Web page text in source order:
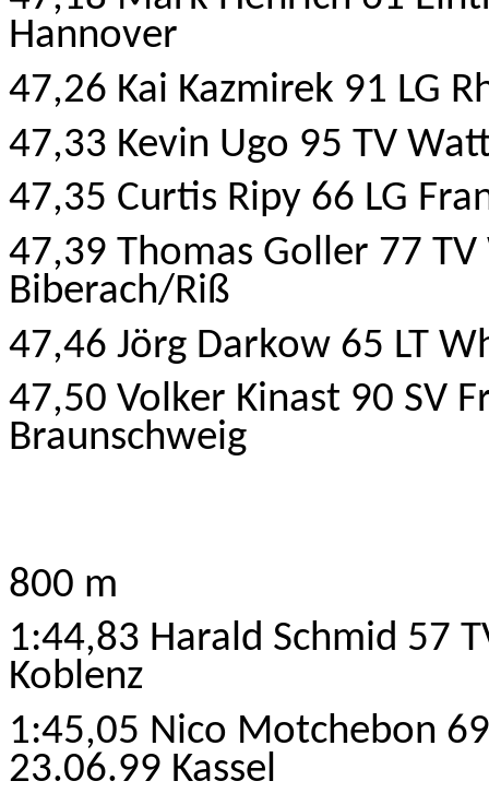
Hannover
47,26 Kai Kazmirek 91 LG
47,33 Kevin Ugo 95 TV
47,35 Curtis Ripy 66 LG
47,39 Thomas Goller 77
Biberach/Riß
47,46 Jörg Darkow 65 LT
47,50 Volker Kinast 90 SV
Braunschweig
800 m
1:44,83 Harald Schmid 57
Koblenz
1:45,05 Nico Motchebon
23.06.99 Kassel